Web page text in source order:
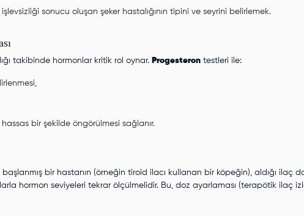
sonucu oluşan şeker hastalığının tipini ve seyrini belirlemek.
takibinde hormonlar kritik rol oynar. Progesteron testleri ile:
bir şekilde öngörülmesi sağlanır.
bir hastanın (örneğin tiroid ilacı kullanan bir köpeğin), aldığı ilaç
hormon seviyeleri tekrar ölçülmelidir. Bu, doz ayarlaması (terapötik ilaç